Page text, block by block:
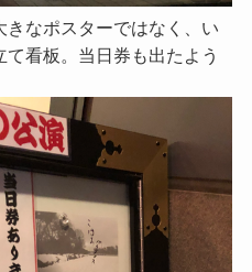
きなポスターではなく、い
看板。当日券も出たよう